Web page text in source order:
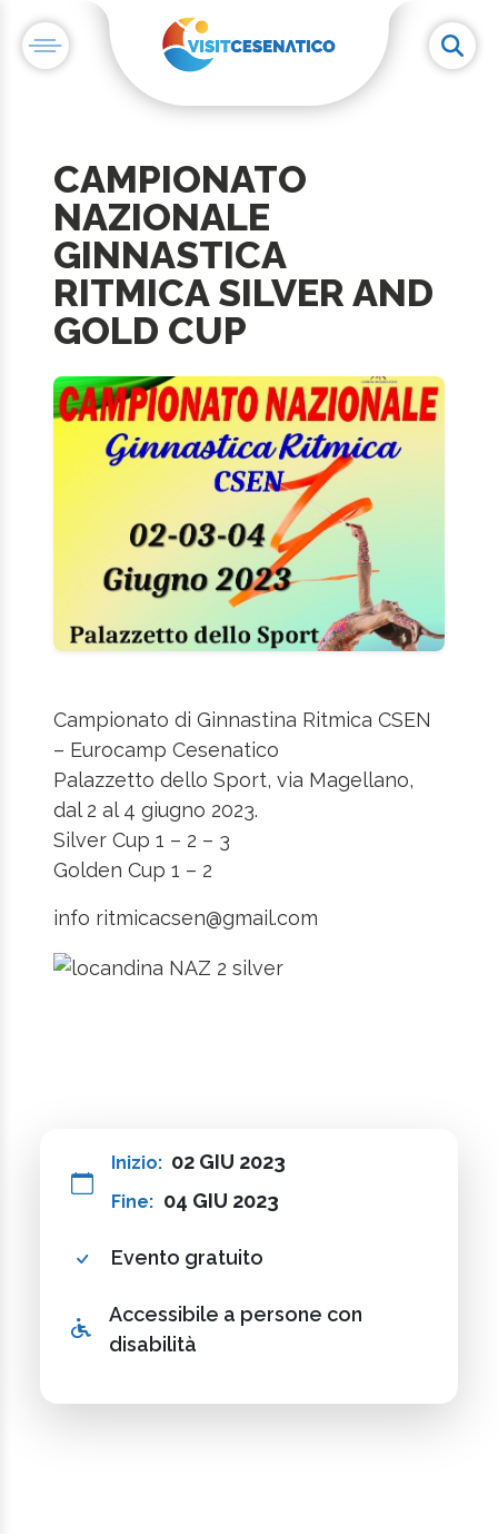
CAMPIONATO
NAZIONALE
GINNASTICA
RITMICA SILVER AND
GOLD CUP
Campionato di Ginnastina Ritmica CSEN
– Eurocamp Cesenatico
Palazzetto dello Sport, via Magellano,
dal 2 al 4 giugno 2023.
Silver Cup 1 – 2 – 3
Golden Cup 1 – 2
info ritmicacsen@gmail.com
Inizio: 02 GIU 2023
Fine: 04 GIU 2023
Evento gratuito
Accessibile a persone con
disabilità